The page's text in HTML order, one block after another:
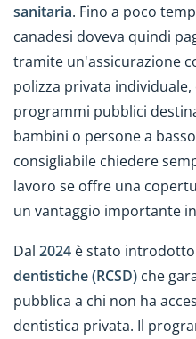
sanitaria. Fino a poco
canadesi doveva quindi
tramite un'assicurazione
polizza privata
programmi pubblici
bambini o persone a
consigliabile chiedere
lavoro se offre una
un vantaggio importante
Dal 2024 è stato
dentistiche (RCSD) che
pubblica a chi non ha
dentistica privata. Il